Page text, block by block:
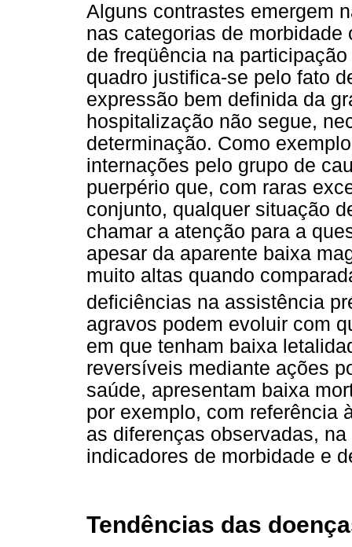
Alguns contrastes emergem
nas categorias de
de freqüência na
quadro justifica-se pelo fato
expressão bem definida da
hospitalização não segue,
determinação. Como
internações pelo grupo de
puerpério que, com raras
conjunto, qualquer situação
chamar a atenção para a
apesar da aparente baixa
muito altas quando
deficiências na assistência
agravos podem evoluir com
em que tenham baixa
reversíveis mediante ações
saúde, apresentam baixa
por exemplo, com referência
as diferenças observadas,
indicadores de morbidade e
Tendências das